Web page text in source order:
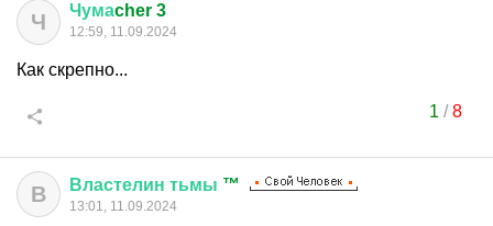
Ч Чумаcher 3
12:59, 11.09.2024
Как скрепно...
1 /8
В Властелин тьмы ™
13:01, 11.09.2024